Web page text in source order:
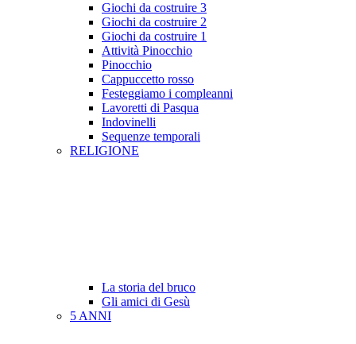
Giochi da costruire 3
Giochi da costruire 2
Giochi da costruire 1
Attività Pinocchio
Pinocchio
Cappuccetto rosso
Festeggiamo i compleanni
Lavoretti di Pasqua
Indovinelli
Sequenze temporali
RELIGIONE
La storia del bruco
Gli amici di Gesù
5 ANNI